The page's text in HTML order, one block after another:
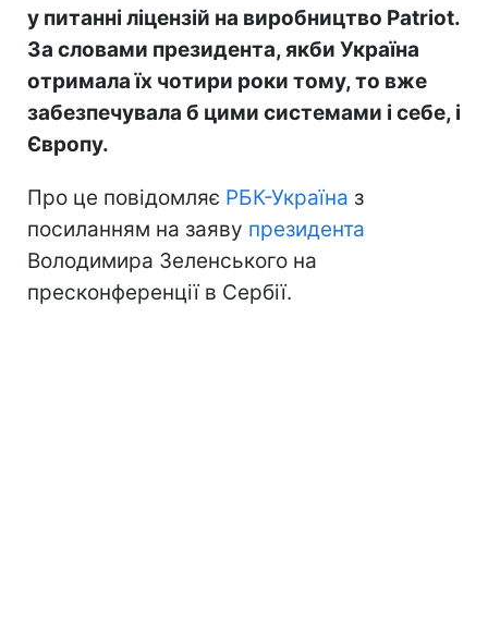
у питанні ліцензій на виробництво Patriot.
За словами президента, якби Україна
отримала їх чотири роки тому, то вже
забезпечувала б цими системами і себе, і
Європу.
Про це повідомляє РБК-Україна з
посиланням на заяву президента
Володимира Зеленського на
пресконференції в Сербії.